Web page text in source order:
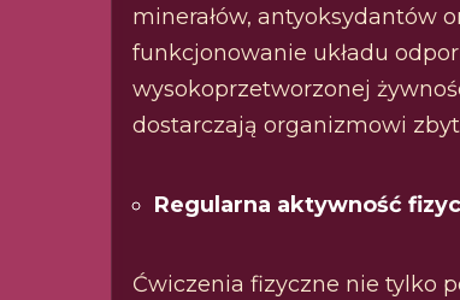
minerałów, antyoksydantów
funkcjonowanie układu
wysokoprzetworzonej
dostarczają organizmowi
Regularna aktywność
Ćwiczenia fizyczne nie tylko